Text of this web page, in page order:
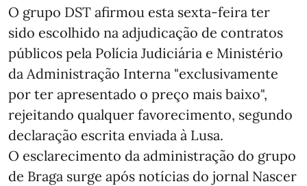
O grupo DST afirmou esta sexta-feira ter
sido escolhido na adjudicação de contratos
públicos pela Polícia Judiciária e Ministério
da Administração Interna "exclusivamente
por ter apresentado o preço mais baixo",
rejeitando qualquer favorecimento, segundo
declaração escrita enviada à Lusa.
O esclarecimento da administração do grupo
de Braga surge após notícias do jornal Nascer